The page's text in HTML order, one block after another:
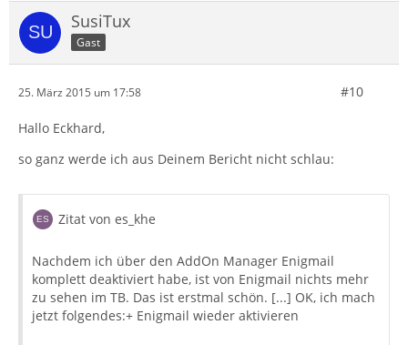
SusiTux
Gast
25. März 2015 um 17:58 #10
Hallo Eckhard,
so ganz werde ich aus Deinem Bericht nicht schlau:
Zitat von es_khe
Nachdem ich über den AddOn Manager Enigmail
komplett deaktiviert habe, ist von Enigmail nichts mehr
zu sehen im TB. Das ist erstmal schön. [...] OK, ich mach
jetzt folgendes:+ Enigmail wieder aktivieren